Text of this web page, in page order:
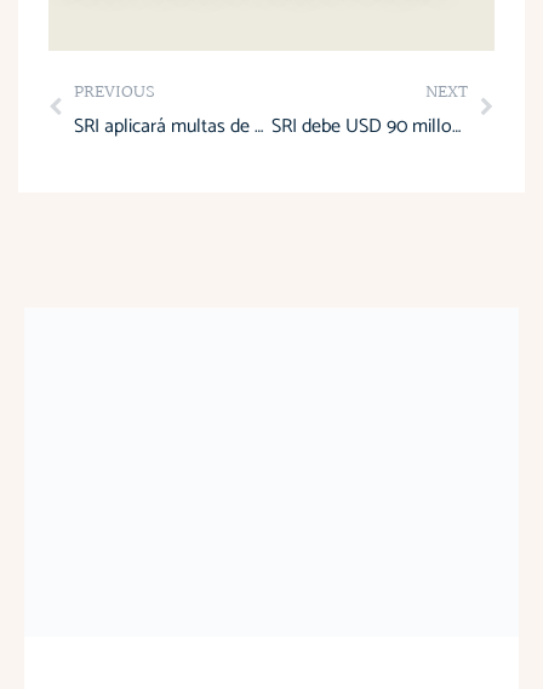
Prev
PREVIOUS
SRI aplicará multas de hasta 30 salarios básicos por la no entrega de comprobantes de venta
NEXT
SRI debe USD 90 millones a adultos mayores por devolución del IVA